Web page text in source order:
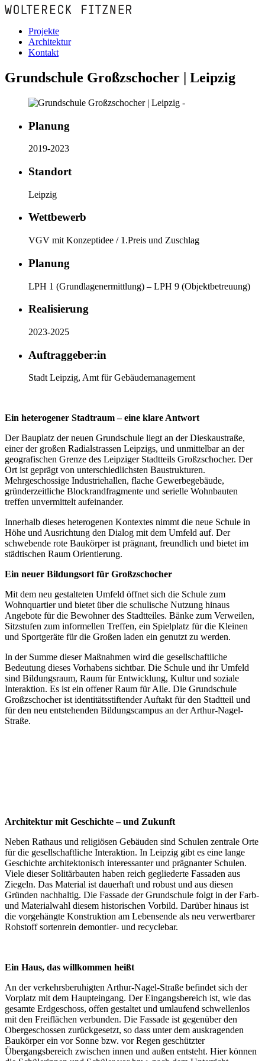
Projekte
Architektur
Kontakt
Grundschule Großzschocher | Leipzig
Planung
2019-2023
Standort
Leipzig
Wettbewerb
VGV mit Konzeptidee / 1.Preis und Zuschlag
Planung
LPH 1 (Grundlagenermittlung) – LPH 9 (Objektbetreuung)
Realisierung
2023-2025
Auftraggeber:in
Stadt Leipzig, Amt für Gebäudemanagement
Ein heterogener Stadtraum – eine klare Antwort
Der Bauplatz der neuen Grundschule liegt an der Dieskaustraße,
einer der großen Radialstrassen Leipzigs, und unmittelbar an der
geografischen Grenze des Leipziger Stadtteils Großzschocher. Der
Ort ist geprägt von unterschiedlichsten Baustrukturen.
Mehrgeschossige Industriehallen, flache Gewerbegebäude,
gründerzeitliche Blockrandfragmente und serielle Wohnbauten
treffen unvermittelt aufeinander.
Innerhalb dieses heterogenen Kontextes nimmt die neue Schule in
Höhe und Ausrichtung den Dialog mit dem Umfeld auf. Der
schwebende rote Baukörper ist prägnant, freundlich und bietet im
städtischen Raum Orientierung.
Ein neuer Bildungsort für Großzschocher
Mit dem neu gestalteten Umfeld öffnet sich die Schule zum
Wohnquartier und bietet über die schulische Nutzung hinaus
Angebote für die Bewohner des Stadtteiles. Bänke zum Verweilen,
Sitzstufen zum informellen Treffen, ein Spielplatz für die Kleinen
und Sportgeräte für die Großen laden ein genutzt zu werden.
In der Summe dieser Maßnahmen wird die gesellschaftliche
Bedeutung dieses Vorhabens sichtbar. Die Schule und ihr Umfeld
sind Bildungsraum, Raum für Entwicklung, Kultur und soziale
Interaktion. Es ist ein offener Raum für Alle. Die Grundschule
Großzschocher ist identitätsstiftender Auftakt für den Stadtteil und
für den neu entstehenden Bildungscampus an der Arthur-Nagel-
Straße.
Architektur mit Geschichte – und Zukunft
Neben Rathaus und religiösen Gebäuden sind Schulen zentrale Orte
für die gesellschaftliche Interaktion. In Leipzig gibt es eine lange
Geschichte architektonisch interessanter und prägnanter Schulen.
Viele dieser Solitärbauten haben reich gegliederte Fassaden aus
Ziegeln. Das Material ist dauerhaft und robust und aus diesen
Gründen nachhaltig. Die Fassade der Grundschule folgt in der Farb-
und Materialwahl diesem historischen Vorbild. Darüber hinaus ist
die vorgehängte Konstruktion am Lebensende als neu verwertbarer
Rohstoff sortenrein demontier- und recyclebar.
Ein Haus, das willkommen heißt
An der verkehrsberuhigten Arthur-Nagel-Straße befindet sich der
Vorplatz mit dem Haupteingang. Der Eingangsbereich ist, wie das
gesamte Erdgeschoss, offen gestaltet und umlaufend schwellenlos
mit den Freiflächen verbunden. Die Fassade ist gegenüber den
Obergeschossen zurückgesetzt, so dass unter dem auskragenden
Baukörper ein vor Sonne bzw. vor Regen geschützter
Übergangsbereich zwischen innen und außen entsteht. Hier können